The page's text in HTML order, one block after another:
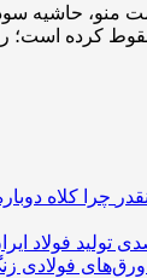
منو، حاشیه
درصد سقوط کرده
ورق‌های